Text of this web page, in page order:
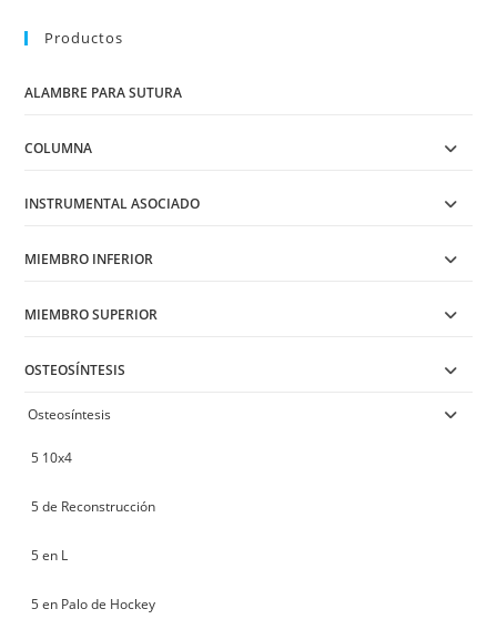
Productos
ALAMBRE PARA SUTURA
COLUMNA
INSTRUMENTAL ASOCIADO
MIEMBRO INFERIOR
MIEMBRO SUPERIOR
OSTEOSÍNTESIS
Osteosíntesis
5 10x4
5 de Reconstrucción
5 en L
5 en Palo de Hockey